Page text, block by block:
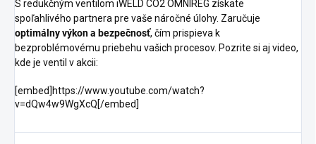
S redukčným ventilom iWELD CO2 OMNIREG získate
spoľahlivého partnera pre vaše náročné úlohy. Zaručuje
optimálny výkon a bezpečnosť, čím prispieva k
bezproblémovému priebehu vašich procesov. Pozrite si aj video,
kde je ventil v akcii:
[embed]https://www.youtube.com/watch?
v=dQw4w9WgXcQ[/embed]